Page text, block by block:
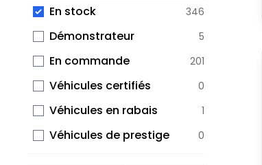
En stock 346
Démonstrateur 5
En commande 201
Véhicules certifiés 0
Véhicules en rabais 1
Véhicules de prestige 0